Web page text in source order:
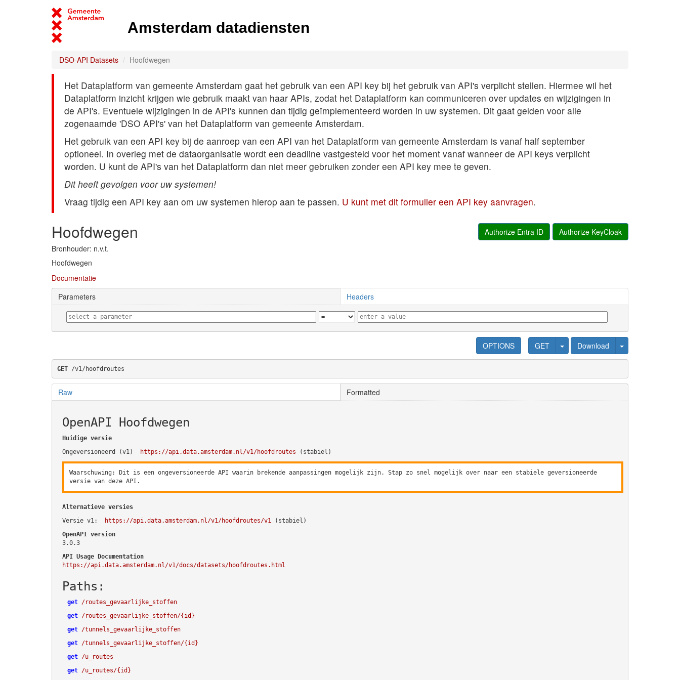
Amsterdam datadiensten
DSO-API Datasets Hoofdwegen
Het Dataplatform van gemeente Amsterdam gaat het gebruik van een API key bij het gebruik van API's verplicht stellen. Hiermee wil het
Dataplatform inzicht krijgen wie gebruik maakt van haar APIs, zodat het Dataplatform kan communiceren over updates en wijzigingen in
de API's. Eventuele wijzigingen in de API's kunnen dan tijdig geïmplementeerd worden in uw systemen. Dit gaat gelden voor alle
zogenaamde 'DSO API's' van het Dataplatform van gemeente Amsterdam.
Het gebruik van een API key bij de aanroep van een API van het Dataplatform van gemeente Amsterdam is vanaf half september
optioneel. In overleg met de dataorganisatie wordt een deadline vastgesteld voor het moment vanaf wanneer de API keys verplicht
worden. U kunt de API's van het Dataplatform dan niet meer gebruiken zonder een API key mee te geven.
Dit heeft gevolgen voor uw systemen!
Vraag tijdig een API key aan om uw systemen hierop aan te passen. U kunt met dit formulier een API key aanvragen.
Authorize KeyCloak
Authorize Entra ID
Hoofdwegen
Bronhouder: n.v.t.
Hoofdwegen
Documentatie
Parameters
Headers
GET Download
OPTIONS
GET /v1/hoofdroutes
Raw Formatted
OpenAPI Hoofdwegen
Huidige versie
Ongeversioneerd (v1)
https://api.data.amsterdam.nl/v1/hoofdroutes (stabiel)
Waarschuwing: Dit is een ongeversioneerde API waarin brekende aanpassingen mogelijk zijn. Stap zo snel mogelijk over naar een stabiele geversioneerde
versie van deze API.
Alternatieve versies
Versie v1:
https://api.data.amsterdam.nl/v1/hoofdroutes/v1
(stabiel)
OpenAPI version
3.0.3
API Usage Documentation
https://api.data.amsterdam.nl/v1/docs/datasets/hoofdroutes.html
Paths:
get /routes_gevaarlijke_stoffen
get /routes_gevaarlijke_stoffen/{id}
get /tunnels_gevaarlijke_stoffen
get /tunnels_gevaarlijke_stoffen/{id}
get /u_routes
get /u_routes/{id}